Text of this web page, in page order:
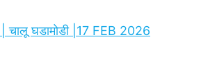
घडामोडी |17 FEB 2026